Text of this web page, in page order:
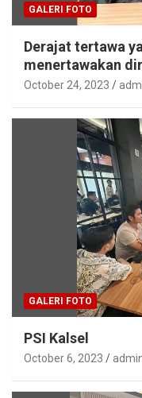
GALERI FOTO
Derajat tertawa
menertawakan
October 24, 2023
GALERI FOTO
PSI Kalsel
October 6, 2023